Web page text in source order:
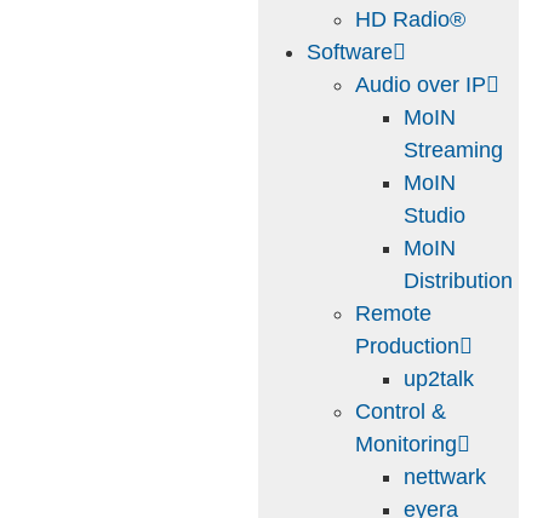
HD Radio®
Software
Audio over IP
MoIN
Streaming
MoIN
Studio
MoIN
Distribution
Remote
Production
up2talk
Control &
Monitoring
nettwark
eyera